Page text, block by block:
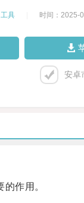
工具 时间：2025-
安卓
作用。